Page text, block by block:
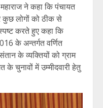
ने कहा कि पंचायत
कुछ लोगों को ठीक से
करते हुए कहा कि
के अन्तर्गत वर्णित
के व्यक्तियों को ग्राम
के चुनावों में उम्मीदवारी हेतु